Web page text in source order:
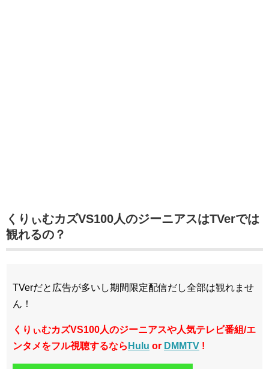
くりぃむカズVS100人のジーニアスはTVerでは
観れるの？
TVerだと広告が多いし期間限定配信だし全部は観れませ
ん！
くりぃむカズVS100人のジーニアスや人気テレビ番組/エ
ンタメをフル視聴するなら Hulu or DMMTV !